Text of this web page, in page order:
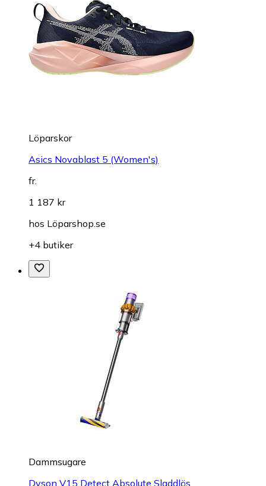
Löparskor
Asics Novablast 5 (Women's)
fr.
1 187 kr
hos Löparshop.se
+4 butiker
Dammsugare
Dyson V15 Detect Absolute Sladdlös